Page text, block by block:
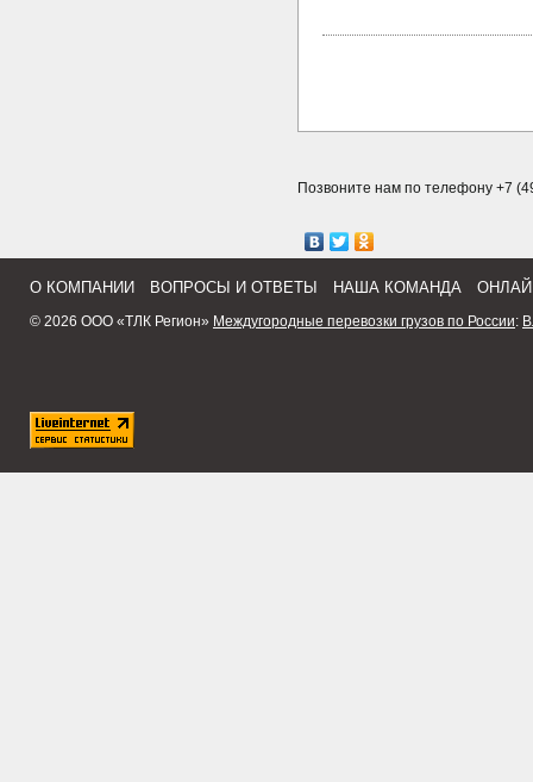
Позвоните нам по телефону +7
О КОМПАНИИ ВОПРОСЫ И ОТВЕТЫ НАША КОМАНДА
© 2026 ООО «ТЛК Регион» Междугородные перевозки грузов по России: